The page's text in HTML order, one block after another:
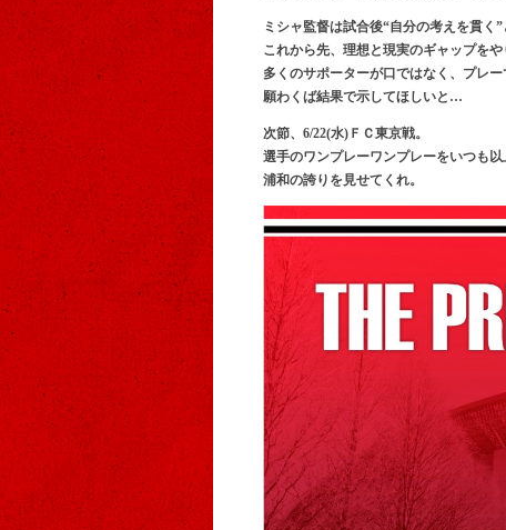
ミシャ監督は試合後“自分の考えを貫く”
これから先、理想と現実のギャップを
多くのサポーターが口ではなく、プレ
願わくば結果で示してほしいと…
次節、6/22(水)ＦＣ東京戦。
選手のワンプレーワンプレーをいつも以
浦和の誇りを見せてくれ。